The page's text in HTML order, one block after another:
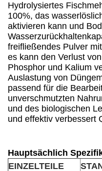
Hydrolysiertes
100%, das
aktivieren kann und
freifließendes Pulver
es kann den Verlust
Phosphor und Kalium
Auslastung von
passend für die
unverschmutzten
und des biologischen
und effektiv verbessert
Hauptsächlich
EINZELTEILE